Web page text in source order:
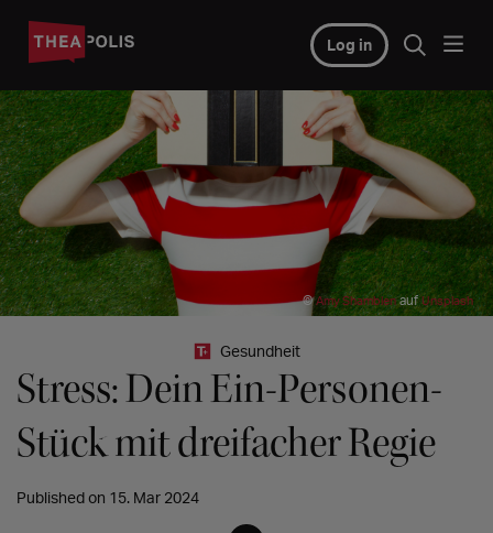
Log in
©Amy ShamblenaufUnsplash
Gesundheit
Stress: Dein Ein-Personen-
Stück mit dreifacher Regie
Published on 15. Mar 2024